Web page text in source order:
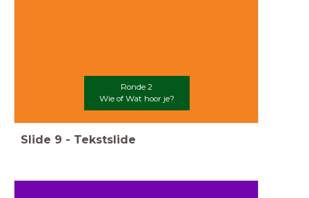
Ronde 2
Wie of Wat hoor je?
Slide 9 - Tekstslide